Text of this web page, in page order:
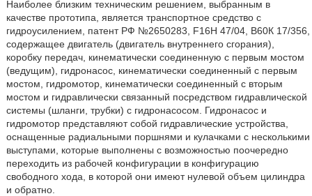
Наиболее близким техническим решением, выбранным в
качестве прототипа, является транспортное средство с
гидроусилением, патент РФ №2650283, F16H 47/04, В60К 17/356,
содержащее двигатель (двигатель внутреннего сгорания),
коробку передач, кинематически соединенную с первым мостом
(ведущим), гидронасос, кинематически соединенный с первым
мостом, гидромотор, кинематически соединенный с вторым
мостом и гидравлически связанный посредством гидравлической
системы (шланги, трубки) с гидронасосом. Гидронасос и
гидромотор представляют собой гидравлические устройства,
оснащенные радиальными поршнями и кулачками с несколькими
выступами, которые выполнены с возможностью поочередно
переходить из рабочей конфигурации в конфигурацию
свободного хода, в которой они имеют нулевой объем цилиндра
и обратно.